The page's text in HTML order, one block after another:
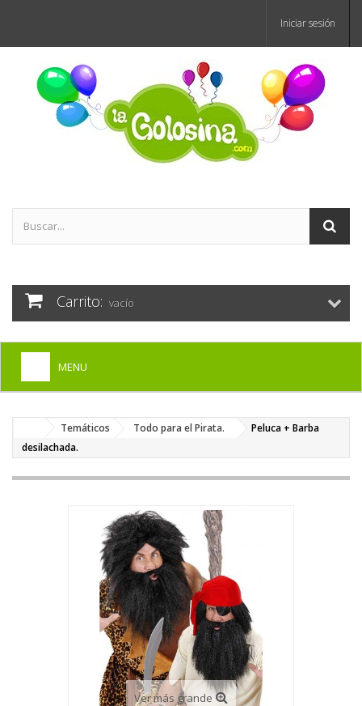
Iniciar sesión
Carrito: vacío
MENU
+
PELUCAS, GORROS, CARETAS
Temáticos Todo para el Pirata.
Peluca + Barba
desilachada.
Ver más grande